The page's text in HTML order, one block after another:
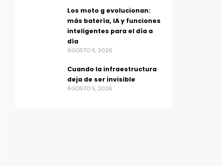
Los moto g evolucionan:
más batería, IA y funciones
inteligentes para el día a
día
AGOSTO 5, 2026
Cuando la infraestructura
deja de ser invisible
AGOSTO 5, 2026